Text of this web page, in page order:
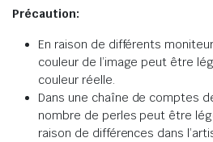
Précaution:
En raison de différents
couleur de l’image peut être
couleur réelle.
Dans une chaîne de comptes
nombre de perles peut être
raison de différences dans